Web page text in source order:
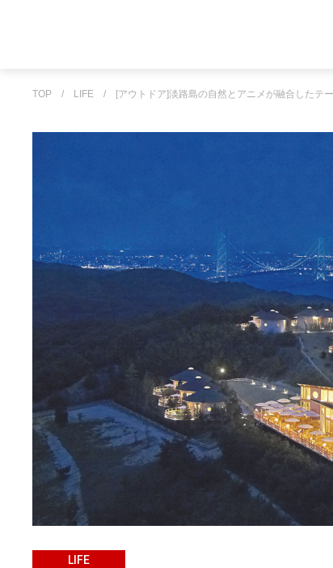
TOP / LIFE / [アウトドア]淡路島の自然とアニメが融合したテ
LIFE